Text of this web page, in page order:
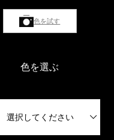
色を試す
色を選ぶ
選択してください